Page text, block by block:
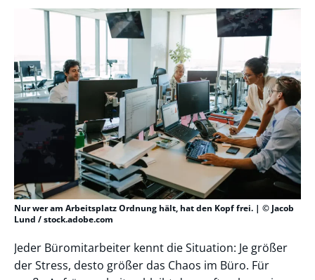
Nur wer am Arbeitsplatz Ordnung hält, hat den Kopf frei. | © Jacob
Lund / stock.adobe.com
Jeder Büromitarbeiter kennt die Situation: Je größer
der Stress, desto größer das Chaos im Büro. Für